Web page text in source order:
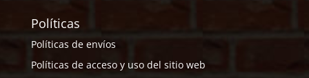
Políticas
Políticas de envíos
Políticas de acceso y uso del sitio web